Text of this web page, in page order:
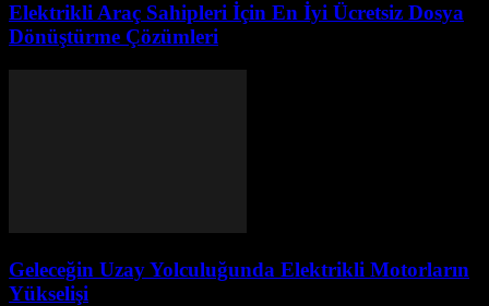
Elektrikli Araç Sahipleri İçin En İyi Ücretsiz Dosya
Dönüştürme Çözümleri
Geleceğin Uzay Yolculuğunda Elektrikli Motorların
Yükselişi